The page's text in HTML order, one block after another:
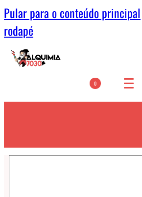
Pular para o conteúdo principal
rodapé
0